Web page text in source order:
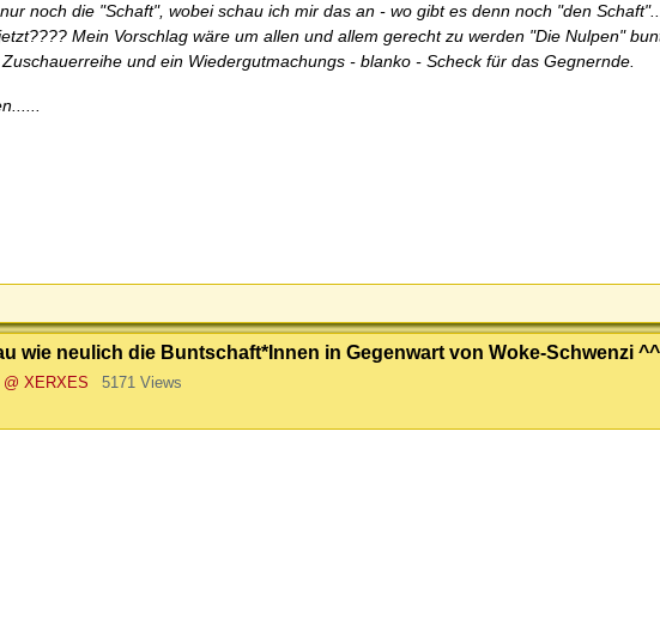
noch die "Schaft", wobei schau ich mir das an - wo gibt es denn noch "den
Mein Vorschlag wäre um allen und allem gerecht zu werden "Die Nulpen"
und ein Wiedergutmachungs - blanko - Scheck für das Gegnernde.
wie neulich die Buntschaft*Innen in Gegenwart von Woke-Schwenzi ^^
@ XERXES
5171 Views